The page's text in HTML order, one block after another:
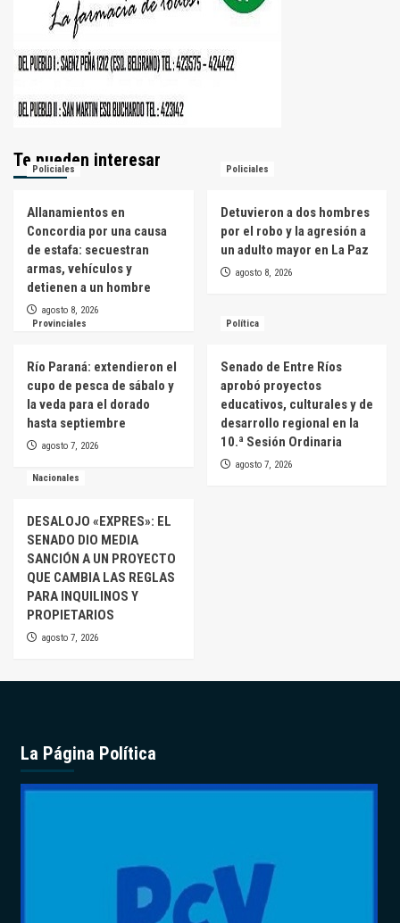
Te pueden interesar
Policiales
Allanamientos en
Concordia por una causa
de estafa: secuestran
armas, vehículos y
detienen a un hombre
agosto 8, 2026
Policiales
Detuvieron a dos hombres
por el robo y la agresión a
un adulto mayor en La Paz
agosto 8, 2026
Provinciales
Río Paraná: extendieron el
cupo de pesca de sábalo y
la veda para el dorado
hasta septiembre
agosto 7, 2026
Política
Senado de Entre Ríos
aprobó proyectos
educativos, culturales y de
desarrollo regional en la
10.ª Sesión Ordinaria
agosto 7, 2026
Nacionales
DESALOJO «EXPRES»: EL
SENADO DIO MEDIA
SANCIÓN A UN PROYECTO
QUE CAMBIA LAS REGLAS
PARA INQUILINOS Y
PROPIETARIOS
agosto 7, 2026
La Página Política